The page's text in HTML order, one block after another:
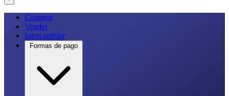
Comprar
Vender
Intercambiar
Formas de pago